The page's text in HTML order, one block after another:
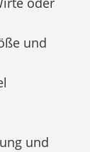
und
und